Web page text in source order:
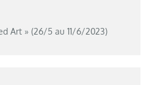
Art » (26/5 au 11/6/2023)